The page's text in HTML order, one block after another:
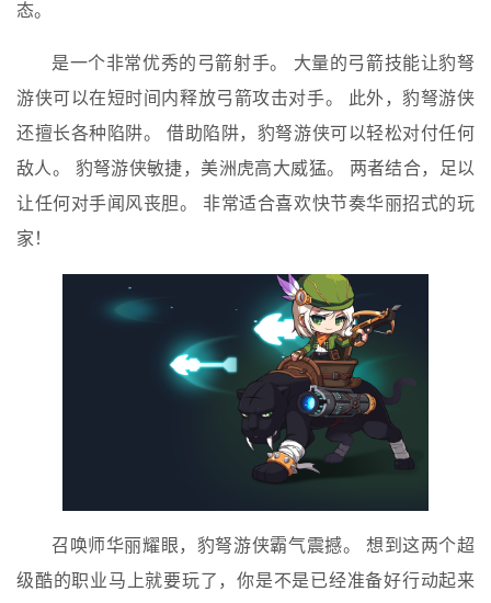
态。
是一个非常优秀的弓箭射手。 大量的弓箭技能让豹弩
游侠可以在短时间内释放弓箭攻击对手。 此外，豹弩游侠
还擅长各种陷阱。 借助陷阱，豹弩游侠可以轻松对付任何
敌人。 豹弩游侠敏捷，美洲虎高大威猛。 两者结合，足以
让任何对手闻风丧胆。 非常适合喜欢快节奏华丽招式的玩
家！
召唤师华丽耀眼，豹弩游侠霸气震撼。 想到这两个超
级酷的职业马上就要玩了，你是不是已经准备好行动起来